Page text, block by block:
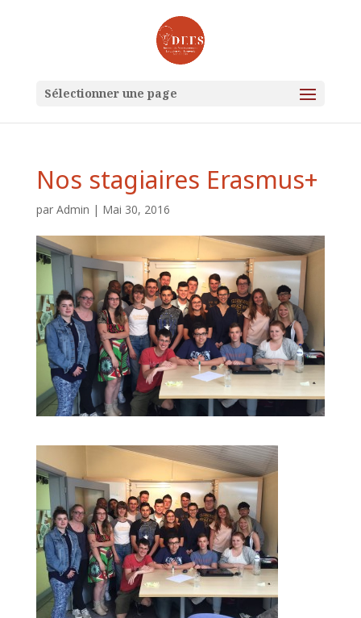
Sélectionner une page
Nos stagiaires Erasmus+
par Admin | Mai 30, 2016